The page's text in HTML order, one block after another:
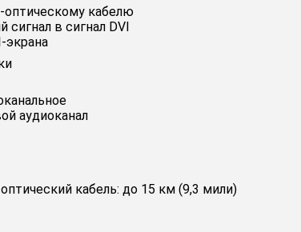
оптическому кабелю
в сигнал DVI
экрана
аудиоканал
кабель: до 15 км (9,3 мили)